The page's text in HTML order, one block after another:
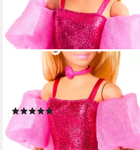
Anziehpuppe Barbie Deluxe
Style im pinken Metallic Outfit
(5)
ab 14,45 € UVP22,99 €
-37%